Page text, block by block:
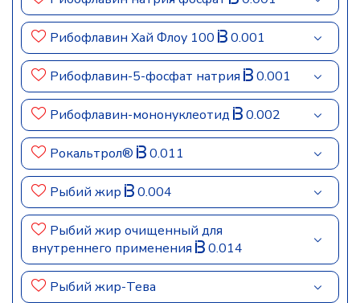
Рибофлавин Хай Флоу 100 0.001
Рибофлавин-5-фосфат натрия 0.001
Рибофлавин-мононуклеотид 0.002
Рокальтрол® 0.011
Рыбий жир 0.004
Рыбий жир очищенный для
внутреннего применения
0.014
Рыбий жир-Тева